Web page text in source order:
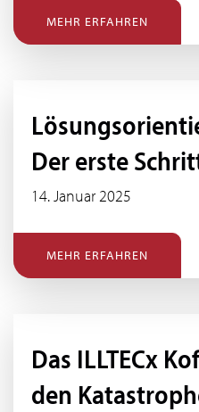
MEHR ERFAHREN
Der erste
14. Januar 2025
MEHR ERFAHREN
Das ILLTECx
den